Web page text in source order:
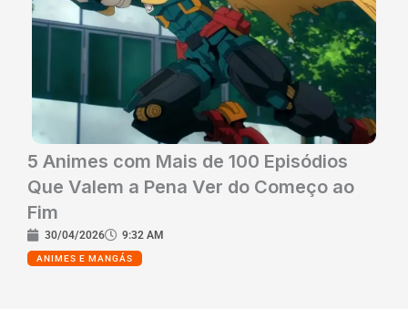
5 Animes com Mais de 100 Episódios
Que Valem a Pena Ver do Começo ao
Fim
30/04/2026 9:32 AM
ANIMES E MANGÁS